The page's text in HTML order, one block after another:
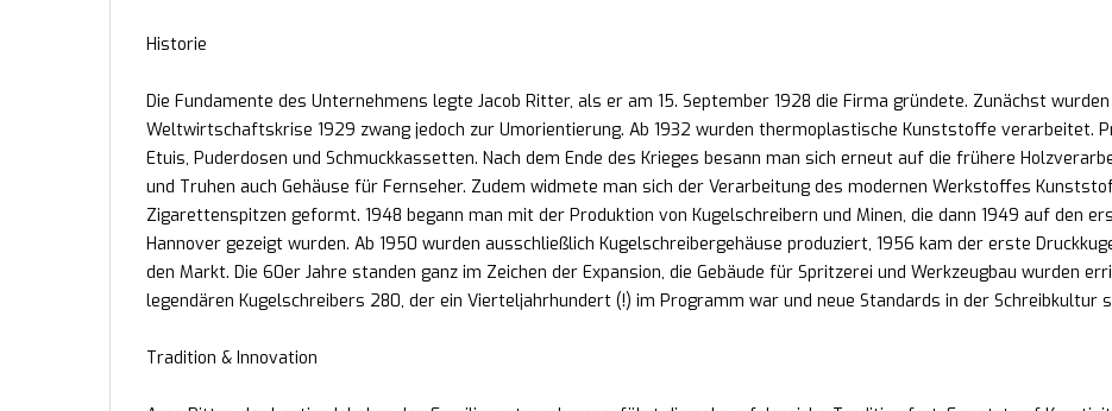
Historie
Die Fundamente des Unternehmens legte Jacob Ritter, als er am 15. September 1928 die Firma gründete. Zunächst
Weltwirtschaftskrise 1929 zwang jedoch zur Umorientierung. Ab 1932 wurden thermoplastische Kunststoffe verarbeitet.
Etuis, Puderdosen und Schmuckkassetten. Nach dem Ende des Krieges besann man sich erneut auf die frühere
und Truhen auch Gehäuse für Fernseher. Zudem widmete man sich der Verarbeitung des modernen Werkstoffes
Zigarettenspitzen geformt. 1948 begann man mit der Produktion von Kugelschreibern und Minen, die dann 1949 auf den
Hannover gezeigt wurden. Ab 1950 wurden ausschließlich Kugelschreibergehäuse produziert, 1956 kam der erste
den Markt. Die 60er Jahre standen ganz im Zeichen der Expansion, die Gebäude für Spritzerei und Werkzeugbau wurden
legendären Kugelschreibers 280, der ein Vierteljahrhundert (!) im Programm war und neue Standards in der Schreibkultur
Tradition & Innovation